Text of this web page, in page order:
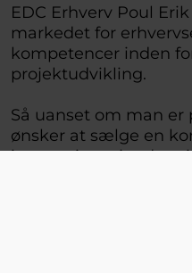
EDC Erhverv Poul
markedet for
kompetencer inden
projektudvikling.
Så uanset om man
ønsker at sælge en
investeringsejendom